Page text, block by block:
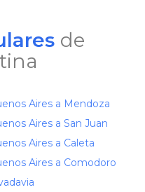
de
Aires a Mendoza
Aires a San Juan
Aires a Caleta
Aires a Comodoro